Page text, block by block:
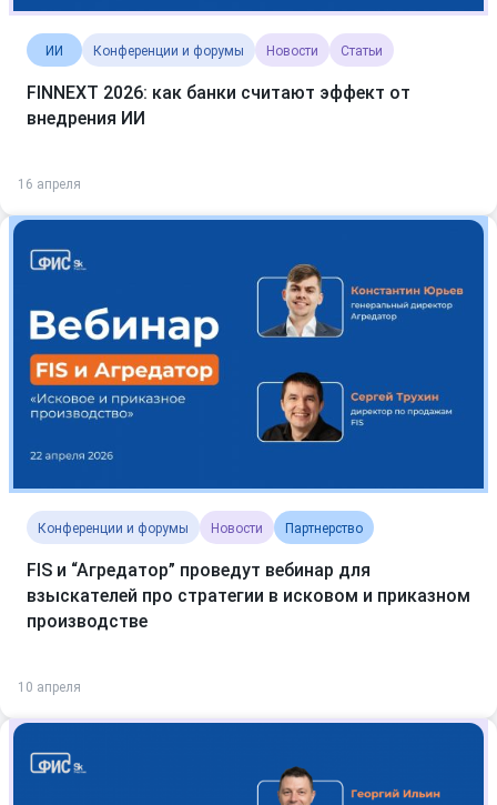
ИИ Конференции и форумы Новости Статьи
FINNEXT 2026: как банки считают эффект от
внедрения ИИ
16 апреля
Конференции и форумы Новости Партнерство
FIS и “Агредатор” проведут вебинар для
взыскателей про стратегии в исковом и приказном
производстве
10 апреля